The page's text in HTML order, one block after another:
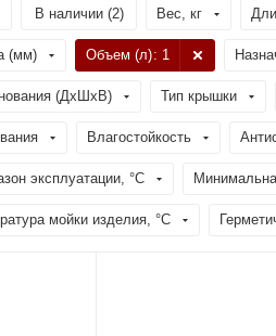
В наличии (2) Вес, кг
(мм) Объем (л): 1
(ДхШхВ) Тип крышки
Влагостойкость
эксплуатации, °C
мойки изделия, °C